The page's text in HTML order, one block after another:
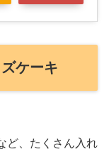
ケーキ
ど、たくさん入れ